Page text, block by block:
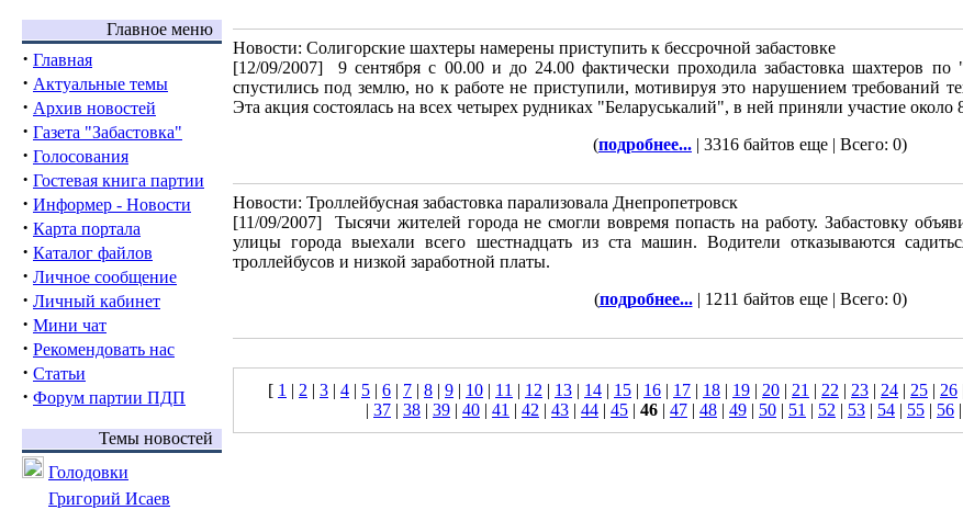
Главное меню
· Главная
· Актуальные темы
· Архив новостей
· Газета "Забастовка"
· Голосования
· Гостевая книга партии
· Информер - Новости
· Карта портала
· Каталог файлов
· Личное сообщение
· Личный кабинет
· Мини чат
· Рекомендовать нас
· Статьи
· Форум партии ПДП
Темы новостей
Голодовки
Григорий Исаев
Новости: Солигорские шахтеры намерены приступить к бессрочной забастовке
[12/09/2007]
9 сентября с 00.00 и до 24.00 фактически проходила забастовка шахтеров
спустились под землю, но к работе не приступили, мотивируя это нарушением требований
Эта акция состоялась на всех четырех рудниках "Беларуськалий", в ней приняли участие
(подробнее... | 3316 байтов еще | Всего: 0)
Новости: Троллейбусная забастовка парализовала Днепропетровск
[11/09/2007]
Тысячи жителей города не смогли вовремя попасть на работу. Забастовку
улицы города выехали всего шестнадцать из ста машин. Водители отказываются
троллейбусов и низкой заработной платы.
(подробнее...| 1211 байтов еще | Всего: 0)
[ 1 | 2 | 3 | 4 | 5 | 6 | 7 | 8 | 9 | 10 | 11 | 12 | 13 | 14 | 15 | 16 | 17 | 18 | 19 | 20 | 21 | 22 | 23 | 24 | 25 | 26
| 37 | 38 | 39 | 40 | 41 | 42 | 43 | 44 | 45 | 46 | 47 | 48 | 49 | 50 | 51 | 52 | 53 | 54 | 55 | 56 |